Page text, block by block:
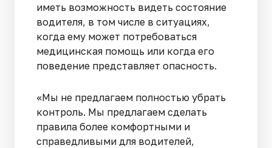
иметь возможность видеть состояние
водителя, в том числе в ситуациях,
когда ему может потребоваться
медицинская помощь или когда его
поведение представляет опасность.
«Мы не предлагаем полностью убрать
контроль. Мы предлагаем сделать
правила более комфортными и
справедливыми для водителей,